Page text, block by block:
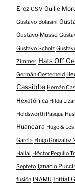
Erez GSV Guille
Gustavo Bolasini
Gustavo Musso
Gustavo Scholz
Zimmer Hats Off
Germán Oesterheld
Cassibba Hernán
Hexatónica Hilda
Holdsworth Pasqua
Huancara Hugo &
García Hugo Gonzalez
Hallal Héctor Pegullo
Septeto Ignacio
fusión INAMU Initial